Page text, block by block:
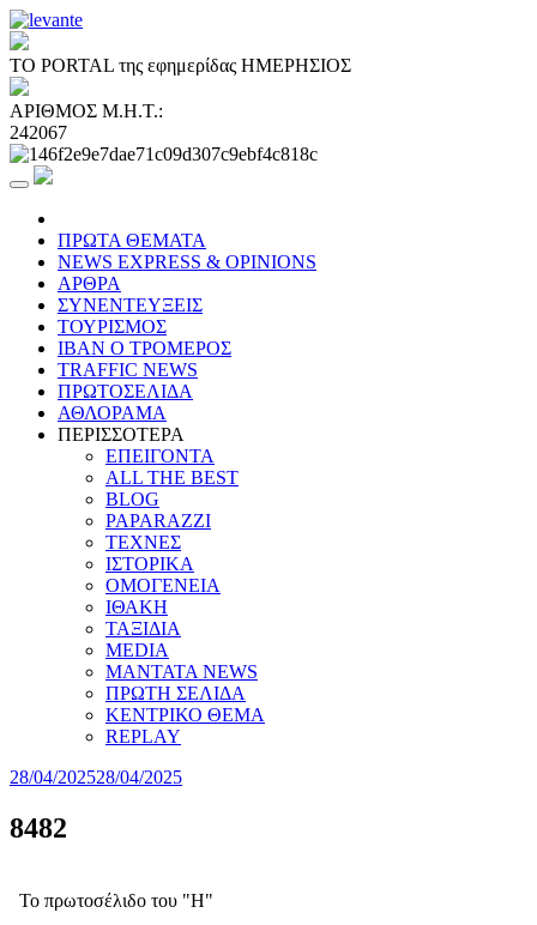
ΤΟ PORTAL της εφημερίδας ΗΜΕΡΗΣΙΟΣ
ΑΡΙΘΜΟΣ Μ.Η.Τ.:
242067
ΠΡΩΤΑ ΘΕΜΑΤΑ
NEWS EXPRESS & OPINIONS
ΑΡΘΡΑ
ΣΥΝΕΝΤΕΥΞΕΙΣ
ΤΟΥΡΙΣΜΟΣ
ΙΒΑΝ Ο ΤΡΟΜΕΡΟΣ
TRAFFIC NEWS
ΠΡΩΤΟΣΕΛΙΔΑ
ΑΘΛΟΡΑΜΑ
ΠΕΡΙΣΣΟΤΕΡΑ
ΕΠΕΙΓΟΝΤΑ
ALL THE BEST
BLOG
PAPARAZZI
ΤΕΧΝΕΣ
ΙΣΤΟΡΙΚΑ
ΟΜΟΓΕΝΕΙΑ
ΙΘΑΚΗ
ΤΑΞΙΔΙΑ
MEDIA
MANTATA NEWS
ΠΡΩΤΗ ΣΕΛΙΔΑ
ΚΕΝΤΡΙΚΟ ΘΕΜΑ
REPLAY
28/04/202528/04/2025
8482
Το πρωτοσέλιδο του "Η"